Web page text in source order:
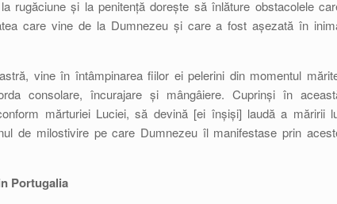
rugăciune și la penitență dorește să înlăture obstacolele
care vine de la Dumnezeu și care a fost așezată în
vine în întâmpinarea fiilor ei pelerini din momentul
consolare, încurajare și mângâiere. Cuprinși în
mărturiei Luciei, să devină [ei înșiși] laudă a măririi
de milostivire pe care Dumnezeu îl manifestase prin
Portugalia